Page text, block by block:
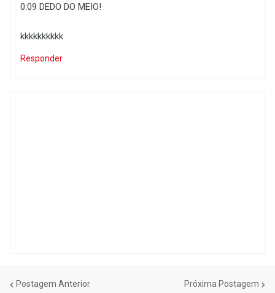
0:09 DEDO DO MEIO!
kkkkkkkkkk
Responder
Postagem Anterior Próxima Postagem